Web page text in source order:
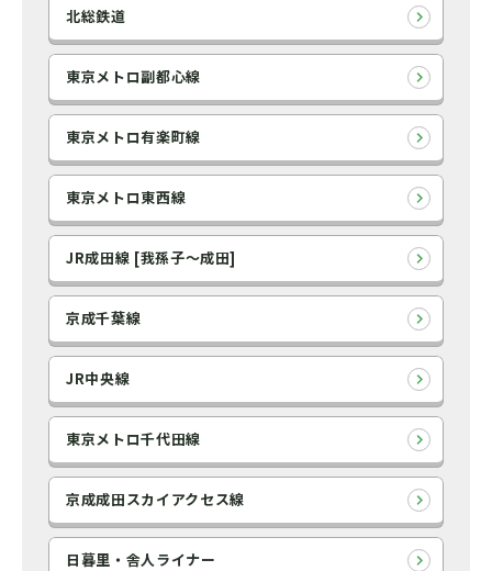
北総鉄道
東京メトロ副都心線
東京メトロ有楽町線
東京メトロ東西線
JR成田線 [我孫子～成田]
京成千葉線
JR中央線
東京メトロ千代田線
京成成田スカイアクセス線
日暮里・舎人ライナー